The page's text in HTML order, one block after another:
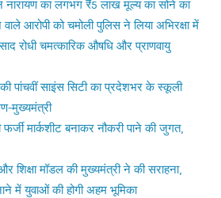
नारायण का लगभग ₹5 लाख मूल्य का सोने का
आरोपी को चमोली पुलिस ने लिया अभिरक्षा में
रोधी चमत्कारिक औषधि और प्राणवायु
पांचवीं साइंस सिटी का प्रदेशभर के स्कूली
मुख्यमंत्री
फर्जी मार्कशीट बनाकर नौकरी पाने की जुगत,
शिक्षा मॉडल की मुख्यमंत्री ने की सराहना,
में युवाओं की होगी अहम भूमिका